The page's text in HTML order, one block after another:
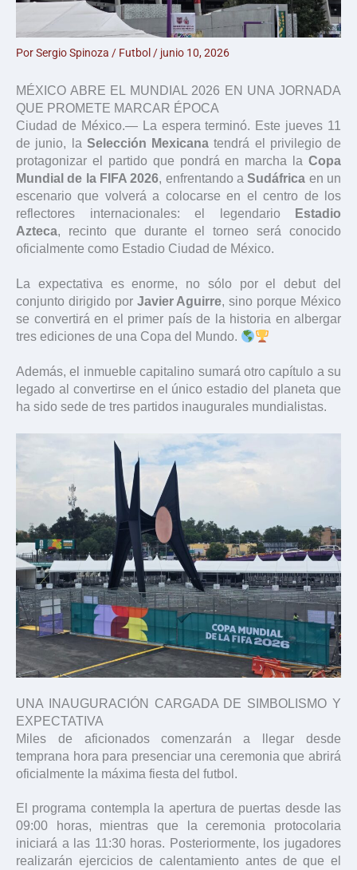
PorSergio Spinoza / Futbol / junio 10, 2026
MÉXICO ABRE EL MUNDIAL 2026 EN UNA JORNADA
QUE PROMETE MARCAR ÉPOCA
Ciudad de México.— La espera terminó. Este jueves 11
de junio, la Selección Mexicana tendrá el privilegio de
protagonizar el partido que pondrá en marcha la Copa
Mundial de la FIFA 2026, enfrentando aSudáfrica en un
escenario que volverá a colocarse en el centro de los
reflectores internacionales: el legendario
Estadio
Azteca, recinto que durante el torneo será conocido
oficialmente como Estadio Ciudad de México.
La expectativa es enorme, no sólo por el debut del
conjunto dirigido por Javier Aguirre, sino porque México
se convertirá en el primer país de la historia en albergar
tres ediciones de una Copa del Mundo.
Además, el inmueble capitalino sumará otro capítulo a su
legado al convertirse en el único estadio del planeta que
ha sido sede de tres partidos inaugurales mundialistas.
UNA INAUGURACIÓN CARGADA DE SIMBOLISMO Y
EXPECTATIVA
Miles de aficionados comenzarán a llegar desde
temprana hora para presenciar una ceremonia que abrirá
oficialmente la máxima fiesta del futbol.
El programa contempla la apertura de puertas desde las
09:00 horas, mientras que la ceremonia protocolaria
iniciará a las 11:30 horas. Posteriormente, los jugadores
realizarán ejercicios de calentamiento antes de que el